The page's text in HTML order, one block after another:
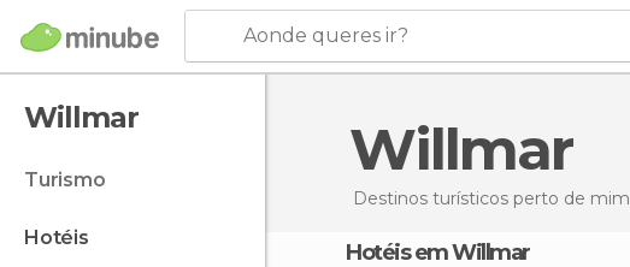
Aonde queres ir?
Willmar
turismo
hotéis
Willmar
Destinos turísticos perto de mim
Hotéis em Willmar